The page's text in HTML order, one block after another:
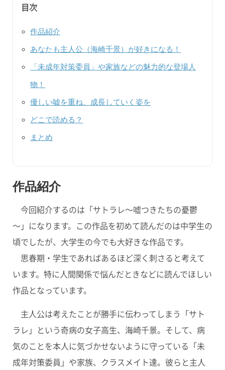
目次
作品紹介
あなたも主人公（海崎千景）が好きになる！
「未成年対策委員」や家族などの魅力的な登場人
物！
優しい嘘を重ね、成長していく姿を
どこで読める？
まとめ
作品紹介
今回紹介するのは 「サトラレ～嘘つきたちの憂鬱
～」 になります。この作品を初めて読んだのは中学生の
頃でしたが、大学生の今でも大好きな作品です。
思春期・学生であればあるほど深く刺さると考えて
います。特に人間関係で悩んだときなどに読んでほしい
作品となっています。
主人公は考えたことが勝手に伝わってしまう 「サト
ラレ」という奇病の女子高生、海崎千景。そして、病
気のことを本人に気づかせないように守っている「未
成年対策委員」や家族、クラスメイト達。彼らと主人